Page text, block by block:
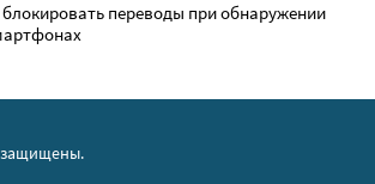
переводы при обнаружении
защищены.